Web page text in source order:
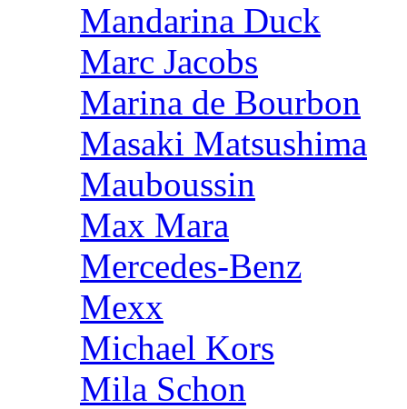
Mandarina Duck
Marc Jacobs
Marina de Bourbon
Masaki Matsushima
Mauboussin
Max Mara
Mercedes-Benz
Mexx
Michael Kors
Mila Schon